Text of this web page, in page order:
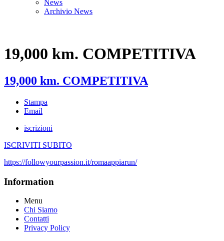
News
Archivio News
19,000 km. COMPETITIVA
19,000 km. COMPETITIVA
Stampa
Email
iscrizioni
ISCRIVITI SUBITO
https://followyourpassion.it/romaappiarun/
Information
Menu
Chi Siamo
Contatti
Privacy Policy